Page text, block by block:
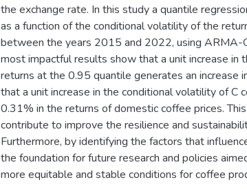
the exchange rate. In this study a quantile
as a function of the conditional volatility of the
between the years 2015 and 2022, using ARMA-
most impactful results show that a unit increase in
returns at the 0.95 quantile generates an increase
that a unit increase in the conditional volatility of C
0.31% in the returns of domestic coffee prices.
contribute to improve the resilience and
Furthermore, by identifying the factors that
the foundation for future research and policies
more equitable and stable conditions for coffee